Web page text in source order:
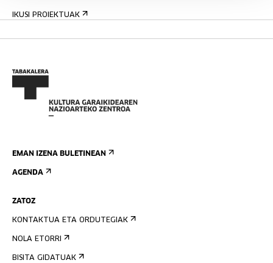
IKUSI PROIEKTUAK
EMAN IZENA BULETINEAN
AGENDA
ZATOZ
KONTAKTUA ETA ORDUTEGIAK
NOLA ETORRI
BISITA GIDATUAK